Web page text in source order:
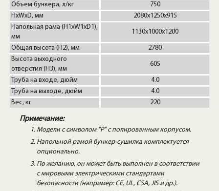
Объем бункера, л/кг
750
HxWxD, мм
2080x1250x915
Напольная рама (H1xW1xD1),
мм
1130x1000x1200
Общая высота (H2), мм
2780
Высота выходного
отверстия (Н3), мм
605
Труба на входе, дюйм
4.0
Труба на выходе, дюйм
4.0
Вес, кг
220
Примечание:
Модели с символом "P" с полированным корпусом.
Напольной рамой бункер-сушилка комплектуется
опционально.
По желанию, он может быть выполнен в соответствии
с мировыми электрическими стандартами
безопасности (например: CE, UL, CSA, JIS и др.).